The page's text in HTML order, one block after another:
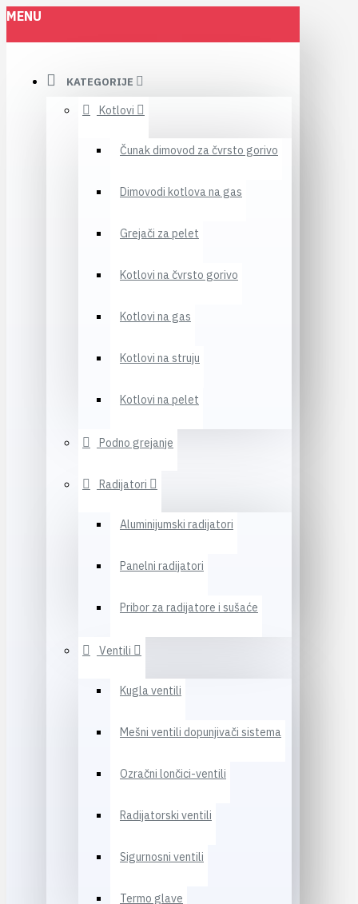
MENU
KATEGORIJE
Kotlovi
Čunak dimovod za čvrsto gorivo
Dimovodi kotlova na gas
Grejači za pelet
Kotlovi na čvrsto gorivo
Kotlovi na gas
Kotlovi na struju
Kotlovi na pelet
Podno grejanje
Radijatori
Aluminijumski radijatori
Panelni radijatori
Pribor za radijatore i sušaće
Ventili
Kugla ventili
Mešni ventili dopunjivači sistema
Ozračni lončici-ventili
Radijatorski ventili
Sigurnosni ventili
Termo glave